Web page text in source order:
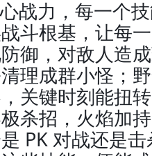
战力，每一个
斗根基，让每
御，对敌人造
理成群小怪；
关键时刻能扭
杀招，火焰加
PK 对战还是